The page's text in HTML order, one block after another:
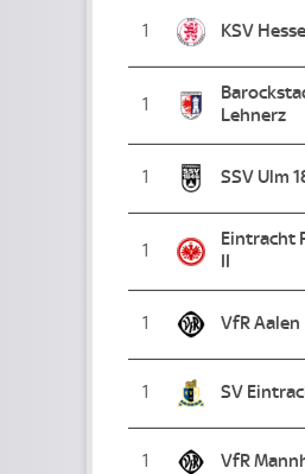
1 KSV
1
Lehnerz
1 SSV Ulm
1
Eintracht
II
1 VfR Aalen
1 SV
1 VfR